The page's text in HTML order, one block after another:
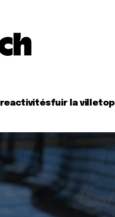
activitésfuir la villetop